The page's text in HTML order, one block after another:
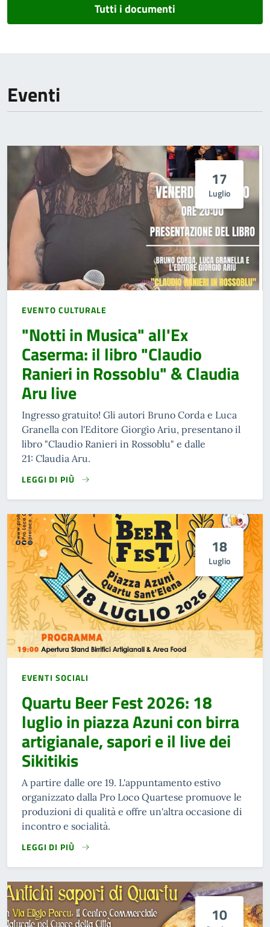
Tutti i documenti
Eventi
17
Luglio
EVENTO CULTURALE
"Notti in Musica" all'Ex
Caserma: il libro "Claudio
Ranieri in Rossoblu" & Claudia
Aru live
Ingresso gratuito! Gli autori Bruno Corda e Luca
Granella con l'Editore Giorgio Ariu, presentano il
libro "Claudio Ranieri in Rossoblu" e dalle
21: Claudia Aru.
LEGGI DI PIÙ
18
Luglio
EVENTI SOCIALI
Quartu Beer Fest 2026: 18
luglio in piazza Azuni con birra
artigianale, sapori e il live dei
Sikitikis
A partire dalle ore 19. L'appuntamento estivo
organizzato dalla Pro Loco Quartese promuove le
produzioni di qualità e offre un'altra occasione di
incontro e socialità.
LEGGI DI PIÙ
10